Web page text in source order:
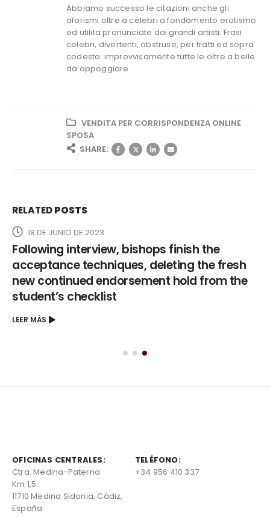
Abbiamo successo le citazioni anche gli
aforismi oltre a celebri a fondamento erotismo
ed utilita pronunciate dai grandi artisti. Frasi
celebri, divertenti, abstruse, per tratti ed sopra
codesto: improvvisamente tutte le oltre a belle
da appoggiare.
VENDITA PER CORRISPONDENZA ONLINE
SPOSA
SHARE:
RELATEDPOSTS
18 DE JUNIO DE 2023
Following interview, bishops finish the
acceptance techniques, deleting the fresh
new continued endorsement hold from the
student’s checklist
LEER MÁS
OFICINAS CENTRALES:
Ctra. Medina-Paterna
Km 1,5.
11710 Medina Sidonia, Cádiz,
España
TELÉFONO:
+34 956 410 337